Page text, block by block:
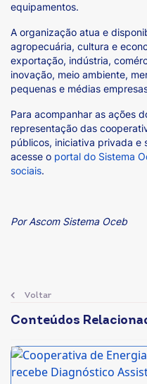
equipamentos.
A organização atua e
agropecuária, cultura e
exportação, indústria,
inovação, meio ambiente,
pequenas e médias
Para acompanhar as ações
representação das
públicos, iniciativa privada e
acesse o portal do Sistema
sociais.
Por Ascom Sistema Oceb
Voltar
Conteúdos